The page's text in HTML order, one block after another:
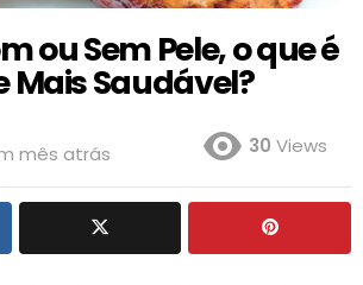
ou Sem Pele, o que é
Mais Saudável?
mês atrás
30 Views